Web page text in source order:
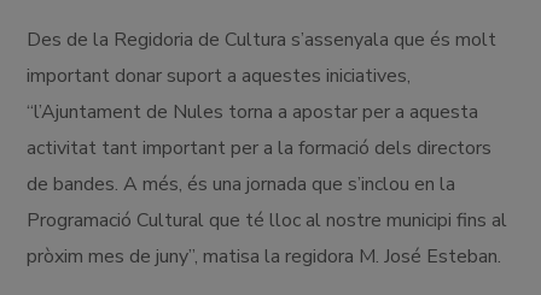
Des de la Regidoria de Cultura s’assenyala que és molt
important donar suport a aquestes iniciatives,
“l’Ajuntament de Nules torna a apostar per a aquesta
activitat tant important per a la formació dels directors
de bandes. A més, és una jornada que s’inclou en la
Programació Cultural que té lloc al nostre municipi fins al
pròxim mes de juny”, matisa la regidora M. José Esteban.